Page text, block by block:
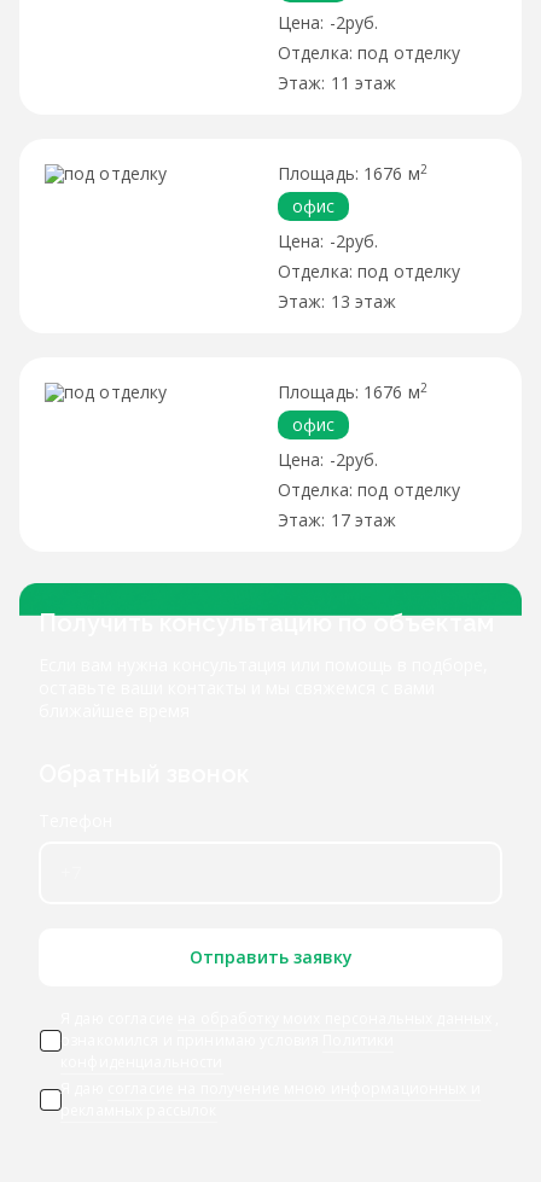
-2руб.
под отделку
11 этаж
1676 м2
офис
-2руб.
под отделку
13 этаж
1676 м2
офис
-2руб.
под отделку
17 этаж
Получить консультацию по объектам
Отправить заявку
ознакомился и принимаю условия
Я даю
рекламных рассылок